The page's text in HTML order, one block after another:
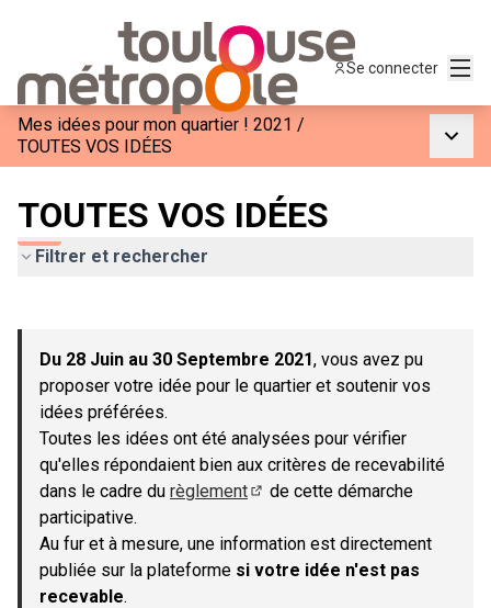
Se connecter
Mes idées pour mon quartier ! 2021 /
TOUTES VOS IDÉES
TOUTES VOS IDÉES
Filtrer et rechercher
−
Du 28 Juin au 30 Septembre 2021, vous avez pu
proposer votre idée pour le quartier et soutenir vos
idées préférées.
Toutes les idées ont été analysées pour vérifier
qu'elles répondaient bien aux critères de recevabilité
dans le cadre du règlement
de cette démarche
participative.
Au fur et à mesure, une information est directement
publiée sur la plateforme si votre idée n'est pas
recevable.